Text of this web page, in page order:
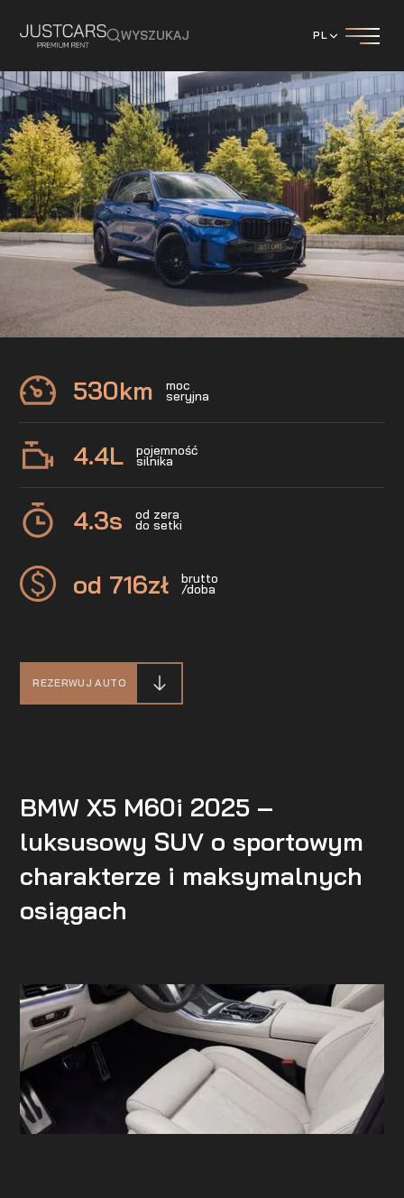
WYSZUKAJ PL
BMW
X5 M60i
530km moc
seryjna
4.4L pojemność
silnika
4.3s od zera
do setki
od 716zł brutto
/doba
REZERWUJ AUTO
BMW X5 M60i 2025 –
luksusowy SUV o sportowym
charakterze i maksymalnych
osiągach